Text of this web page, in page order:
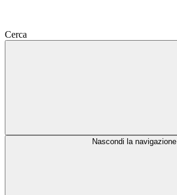
Cerca
Nascondi la navigazione